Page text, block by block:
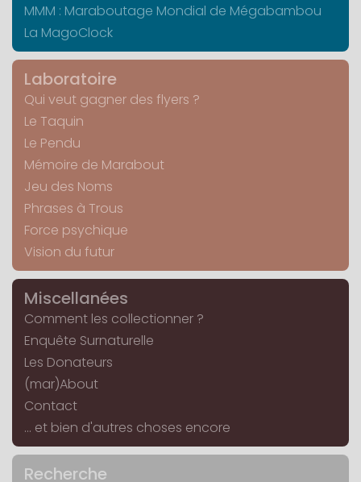
MMM : Maraboutage Mondial de Mégabambou
La MagoClock
Laboratoire
Qui veut gagner des flyers ?
Le Taquin
Le Pendu
Mémoire de Marabout
Jeu des Noms
Phrases à Trous
Force psychique
Vision du futur
Miscellanées
Comment les collectionner ?
Enquête Surnaturelle
Les Donateurs
(mar)About
Contact
... et bien d'autres choses encore
Recherche